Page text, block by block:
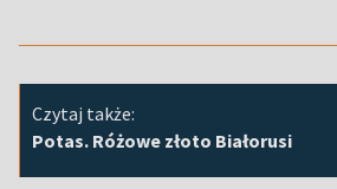
Czytaj także:
Potas. Różowe złoto Białorusi